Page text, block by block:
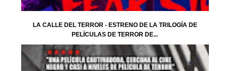
LA CALLE DEL TERROR - ESTRENO DE LA TRILOGÍA DE
PELÍCULAS DE TERROR DE...